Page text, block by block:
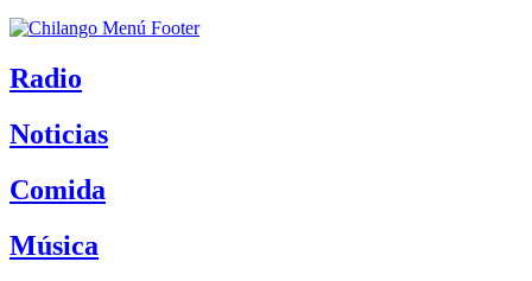
Radio
Noticias
Comida
Música